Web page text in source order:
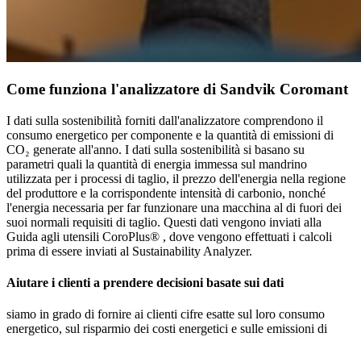
Come funziona l'analizzatore di Sandvik Coromant
I dati sulla sostenibilità forniti dall'analizzatore comprendono il
consumo energetico per componente e la quantità di emissioni di
CO₂ generate all'anno. I dati sulla sostenibilità si basano su
parametri quali la quantità di energia immessa sul mandrino
utilizzata per i processi di taglio, il prezzo dell'energia nella regione
del produttore e la corrispondente intensità di carbonio, nonché
l'energia necessaria per far funzionare una macchina al di fuori dei
suoi normali requisiti di taglio. Questi dati vengono inviati alla
Guida agli utensili CoroPlus® , dove vengono effettuati i calcoli
prima di essere inviati al Sustainability Analyzer.
Aiutare i clienti a prendere decisioni basate sui dati
siamo in grado di fornire ai clienti cifre esatte sul loro consumo
energetico, sul risparmio dei costi energetici e sulle emissioni di